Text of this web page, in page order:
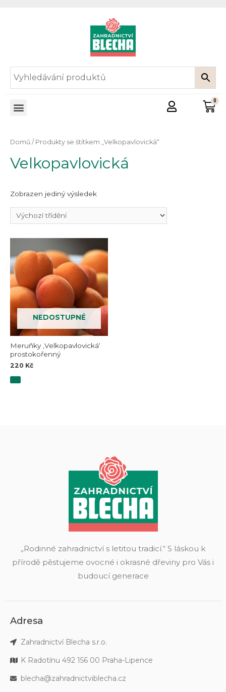
Domů / Produkty se štítkem „Velkopavlovická“
Velkopavlovická
Zobrazen jediný výsledek
NEDOSTUPNÉ
Meruňky ‚Velkopavlovická‘
prostokořenný
220 Kč
„Rodinné zahradnictví s letitou tradicí.“ S láskou k
přírodě pěstujeme ovocné i okrasné dřeviny pro Vás i
budoucí generace
Adresa
Zahradnictví Blecha s.r.o.
K Radotínu 492 156 00 Praha-Lipence
blecha@zahradnictviblecha.cz